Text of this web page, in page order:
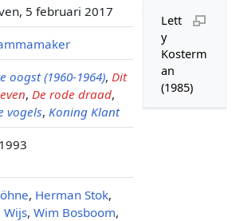
Lett
y
Kosterm
an
(1985)
5 februari 2017
oogst (1960-1964), Dit
, De rode draad,
vogels, Koning Klant
, Herman Stok,
Wijs, Wim Bosboom,